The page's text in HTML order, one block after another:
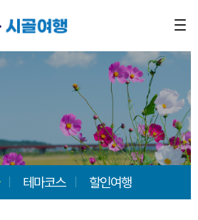
테마코스 할인여행